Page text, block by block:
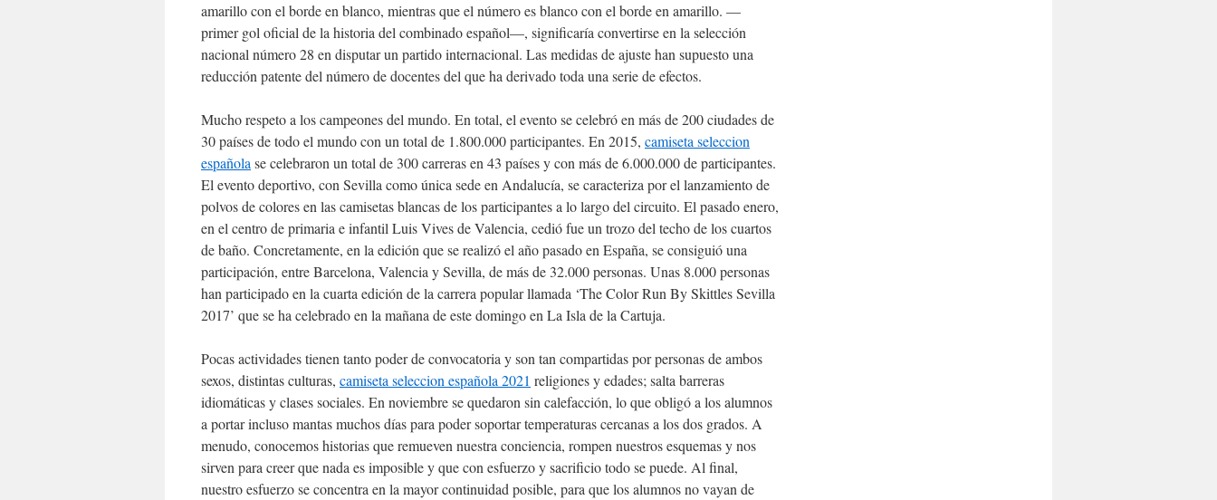
amarillo con el borde en blanco, mientras que el número es blanco con el borde en amarillo. —
primer gol oficial de la historia del combinado español—, significaría convertirse en la selección
nacional número 28 en disputar un partido internacional. Las medidas de ajuste han supuesto una
reducción patente del número de docentes del que ha derivado toda una serie de efectos.
Mucho respeto a los campeones del mundo. En total, el evento se celebró en más de 200 ciudades de
30 países de todo el mundo con un total de 1.800.000 participantes. En 2015, camiseta seleccion
española se celebraron un total de 300 carreras en 43 países y con más de 6.000.000 de participantes.
El evento deportivo, con Sevilla como única sede en Andalucía, se caracteriza por el lanzamiento de
polvos de colores en las camisetas blancas de los participantes a lo largo del circuito. El pasado enero,
en el centro de primaria e infantil Luis Vives de Valencia, cedió fue un trozo del techo de los cuartos
de baño. Concretamente, en la edición que se realizó el año pasado en España, se consiguió una
participación, entre Barcelona, Valencia y Sevilla, de más de 32.000 personas. Unas 8.000 personas
han participado en la cuarta edición de la carrera popular llamada ‘The Color Run By Skittles Sevilla
2017’ que se ha celebrado en la mañana de este domingo en La Isla de la Cartuja.
Pocas actividades tienen tanto poder de convocatoria y son tan compartidas por personas de ambos
sexos, distintas culturas, camiseta seleccion española 2021 religiones y edades; salta barreras
idiomáticas y clases sociales. En noviembre se quedaron sin calefacción, lo que obligó a los alumnos
a portar incluso mantas muchos días para poder soportar temperaturas cercanas a los dos grados. A
menudo, conocemos historias que remueven nuestra conciencia, rompen nuestros esquemas y nos
sirven para creer que nada es imposible y que con esfuerzo y sacrificio todo se puede. Al final,
nuestro esfuerzo se concentra en la mayor continuidad posible, para que los alumnos no vayan de